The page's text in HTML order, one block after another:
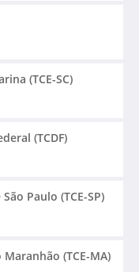
(TCE-SC)
(TCDF)
Paulo (TCE-SP)
(TCE-MA)